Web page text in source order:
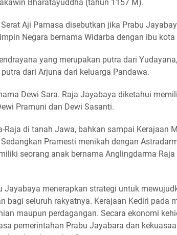
Bharatayuddha (tahun 1157 M).
Aji Pamasa disebutkan jika Prabu
Negara bernama Widarba dengan ibu
yang merupakan putra dari
dari Arjuna dari keluarga Pandawa.
Dewi Sara. Raja Jayabaya diketahui
Pramuni dan Dewi Sasanti.
Raja di tanah Jawa, bahkan sampai Kerajaan
Pramesti menikah dengan
seorang anak bernama Anglingdarma Raja
Jayabaya menerapkan strategi untuk
bagi seluruh rakyatnya. Kerajaan Kediri pada
maupun perdagangan. Secara ekonomi
pemerintahan Prabu Jayabara dan